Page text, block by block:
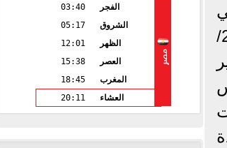
2025/2026، وصولاً إلى تريليون و770 مليار جنيه بنهاية خطة 2029/
مصر
الفجر
03:40
الشروق
05:17
الظهر
12:01
العصر
15:38
المغرب
18:45
العشاء
20:11